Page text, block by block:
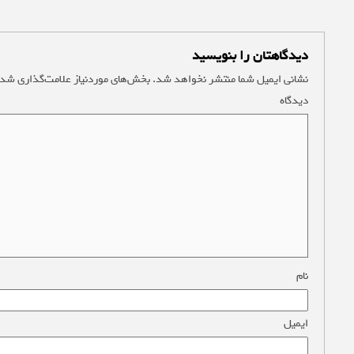
دیدگاهتان را بنویسید
نشانی ایمیل شما منتشر نخواهد شد.بخش‌های موردنیاز علامت‌گذاری
دیدگاه
نام
ایمیل